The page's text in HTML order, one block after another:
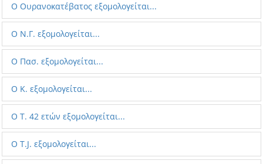
Ο Ουρανοκατέβατος εξομολογείται...
O Ν.Γ. εξομολογείται...
O Πασ. εξομολογείται...
Ο Κ. εξομολογείται...
Ο T. 42 ετών εξομολογείται...
Ο Τ.J. εξομολογείται...